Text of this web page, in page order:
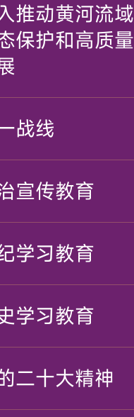
推动黄河流域
保护和高质量
战线
宣传教育
学习教育
学习教育
二十大精神